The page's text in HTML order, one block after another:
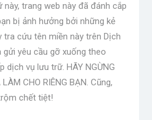
này, trang web này đã đánh cắp
bị ảnh hưởng bởi những kẻ
tra cứu tên miền này trên Dịch
gửi yêu cầu gỡ xuống theo
dịch vụ lưu trữ. HÃY NGỪNG
CHO RIÊNG BẠN. Cũng,
chết tiệt!